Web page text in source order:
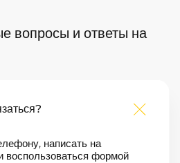
вопросы и ответы на
написать на
воспользоваться формой